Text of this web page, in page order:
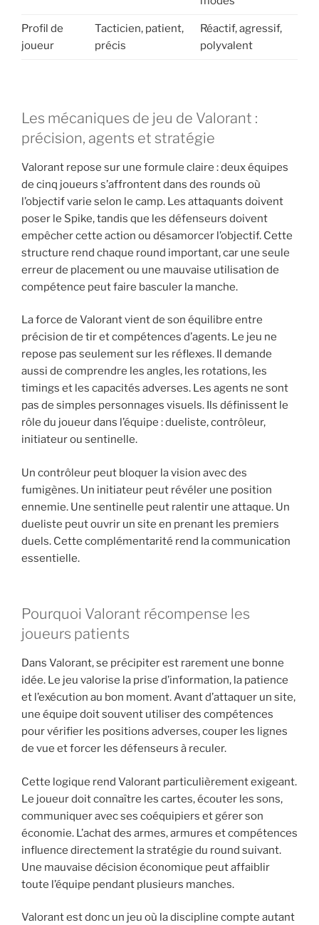
Profil de
joueur
Tacticien, patient,
précis
Réactif, agressif,
polyvalent
Les mécaniques de jeu de Valorant :
précision, agents et stratégie
Valorant repose sur une formule claire : deux équipes
de cinq joueurs s’affrontent dans des rounds où
l’objectif varie selon le camp. Les attaquants doivent
poser le Spike, tandis que les défenseurs doivent
empêcher cette action ou désamorcer l’objectif. Cette
structure rend chaque round important, car une seule
erreur de placement ou une mauvaise utilisation de
compétence peut faire basculer la manche.
La force de Valorant vient de son équilibre entre
précision de tir et compétences d’agents. Le jeu ne
repose pas seulement sur les réflexes. Il demande
aussi de comprendre les angles, les rotations, les
timings et les capacités adverses. Les agents ne sont
pas de simples personnages visuels. Ils définissent le
rôle du joueur dans l’équipe : dueliste, contrôleur,
initiateur ou sentinelle.
Un contrôleur peut bloquer la vision avec des
fumigènes. Un initiateur peut révéler une position
ennemie. Une sentinelle peut ralentir une attaque. Un
dueliste peut ouvrir un site en prenant les premiers
duels. Cette complémentarité rend la communication
essentielle.
Pourquoi Valorant récompense les
joueurs patients
Dans Valorant, se précipiter est rarement une bonne
idée. Le jeu valorise la prise d’information, la patience
et l’exécution au bon moment. Avant d’attaquer un site,
une équipe doit souvent utiliser des compétences
pour vérifier les positions adverses, couper les lignes
de vue et forcer les défenseurs à reculer.
Cette logique rend Valorant particulièrement exigeant.
Le joueur doit connaître les cartes, écouter les sons,
communiquer avec ses coéquipiers et gérer son
économie. L’achat des armes, armures et compétences
influence directement la stratégie du round suivant.
Une mauvaise décision économique peut affaiblir
toute l’équipe pendant plusieurs manches.
Valorant est donc un jeu où la discipline compte autant